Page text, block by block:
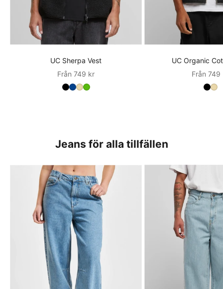
UC Sherpa Vest
Sale
Från 749 kr
UC Organic
Sale
Från 749
Jeans för alla tillfällen